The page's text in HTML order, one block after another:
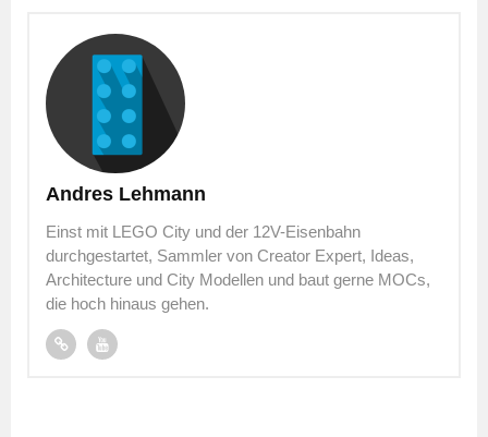
Andres Lehmann
Einst mit LEGO City und der 12V-Eisenbahn
durchgestartet, Sammler von Creator Expert, Ideas,
Architecture und City Modellen und baut gerne MOCs,
die hoch hinaus gehen.